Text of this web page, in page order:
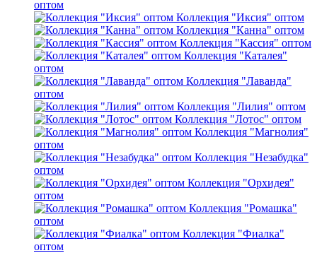
оптом
Коллекция "Иксия" оптом
Коллекция "Канна" оптом
Коллекция "Кассия" оптом
Коллекция "Каталея"
оптом
Коллекция "Лаванда"
оптом
Коллекция "Лилия" оптом
Коллекция "Лотос" оптом
Коллекция "Магнолия"
оптом
Коллекция "Незабудка"
оптом
Коллекция "Орхидея"
оптом
Коллекция "Ромашка"
оптом
Коллекция "Фиалка"
оптом